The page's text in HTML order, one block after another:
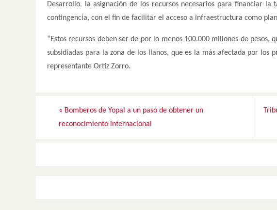
Desarrollo, la asignación de los recursos necesarios para financiar
contingencia, con el fin de facilitar el acceso a infraestructura como
“Estos recursos deben ser de por lo menos 100.000 millones de
subsidiadas para la zona de los llanos, que es la más afectada por los
representante Ortiz Zorro.
« Bomberos de Yopal a un paso de obtener un
reconocimiento internacional